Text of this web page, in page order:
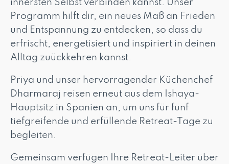
innersten Selbst verbinden kannst. Unser
Programm hilft dir, ein neues Maß an Frieden
und Entspannung zu entdecken, so dass du
erfrischt, energetisiert und inspiriert in deinen
Alltag zuückkehren kannst.
Priya und unser hervorragender Küchenchef
Dharmaraj reisen erneut aus dem Ishaya-
Hauptsitz in Spanien an, um uns für fünf
tiefgreifende und erfüllende Retreat-Tage zu
begleiten.
Gemeinsam verfügen Ihre Retreat-Leiter über